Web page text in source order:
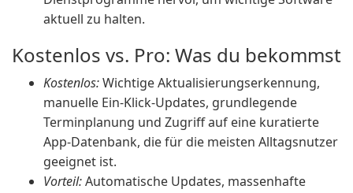
aktuell zu halten.
Kostenlos vs. Pro: Was du bekommst
Kostenlos:Wichtige Aktualisierungserkennung,
manuelle Ein-Klick-Updates, grundlegende
Terminplanung und Zugriff auf eine kuratierte
App-Datenbank, die für die meisten Alltagsnutzer
geeignet ist.
Vorteil:Automatische Updates, massenhafte